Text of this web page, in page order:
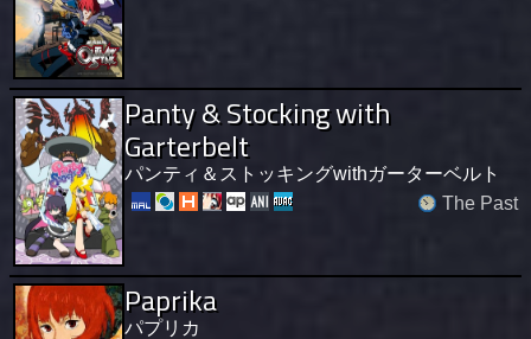
Panty & Stocking with
Garterbelt
パンティ＆ストッキングwithガーターベルト
The Past
Paprika
パプリカ